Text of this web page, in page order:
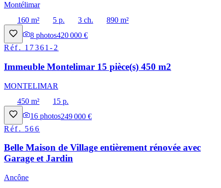
Montélimar
160 m²
5 p. 3 ch.
890 m²
8 photos420 000 €
Réf. 17361-2
Immeuble Montelimar 15 pièce(s) 450 m2
MONTELIMAR
450 m²
15 p.
16 photos249 000 €
Réf. 566
Belle Maison de Village entièrement rénovée avec
Garage et Jardin
Ancône